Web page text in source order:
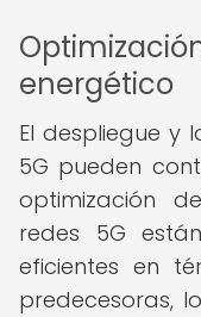
energético
El despliegue y
5G pueden
optimización
redes 5G
eficientes en
predecesoras,